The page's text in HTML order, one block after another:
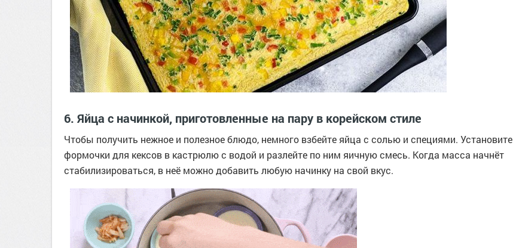
6. Яйца с начинкой, приготовленные на пару в корейском стиле
Чтобы получить нежное и полезное блюдо, немного взбейте яйца с солью и специями. Установите
формочки для кексов в кастрюлю с водой и разлейте по ним яичную смесь. Когда масса начнёт
стабилизироваться, в неё можно добавить любую начинку на свой вкус.